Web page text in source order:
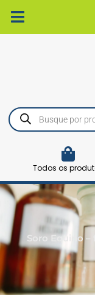
para
o
Pesquisar
produtos
Todos os
Soro Equino